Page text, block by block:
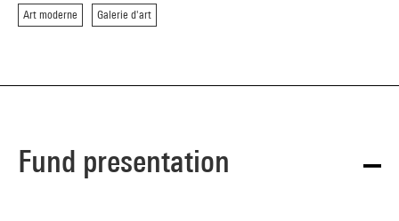
Art moderne Galerie d'art
Fund presentation